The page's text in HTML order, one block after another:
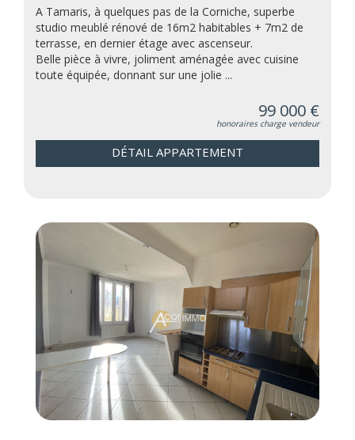
A Tamaris, à quelques pas de la Corniche, superbe
studio meublé rénové de 16m2 habitables + 7m2 de
terrasse, en dernier étage avec ascenseur.
Belle pièce à vivre, joliment aménagée avec cuisine
toute équipée, donnant sur une jolie ...
99 000 €
honoraires charge vendeur
DÉTAIL APPARTEMENT